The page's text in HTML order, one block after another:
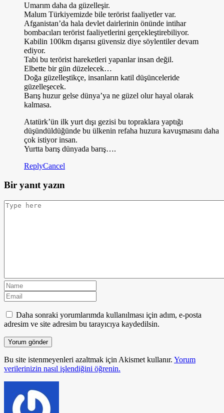
Umarım daha da güzelleşir.
Malum Türkiyemizde bile terörist faaliyetler var.
Afganistan’da hala devlet dairlerinin önünde intihar
bombacıları terörist faaliyetlerini gerçekleştirebiliyor.
Kabilin 100km dışarısı güvensiz diye söylentiler devam
ediyor.
Tabi bu terörist hareketleri yapanlar insan değil.
Elbette bir gün düzelecek…
Doğa güzelleştikçe, insanların katil düşünceleride
güzelleşecek.
Barış huzur gelse dünya’ya ne güzel olur hayal olarak
kalmasa.
Atatürk’ün ilk yurt dışı gezisi bu topraklara yaptığı
düşündüldüğünde bu ülkenin refaha huzura kavuşmasını daha
çok istiyor insan.
Yurtta barış dünyada barış….
ReplyCancel
Bir yanıt yazın
Daha sonraki yorumlarımda kullanılması için adım, e-posta
adresim ve site adresim bu tarayıcıya kaydedilsin.
Bu site istenmeyenleri azaltmak için Akismet kullanır. Yorum
verilerinizin nasıl işlendiğini öğrenin.